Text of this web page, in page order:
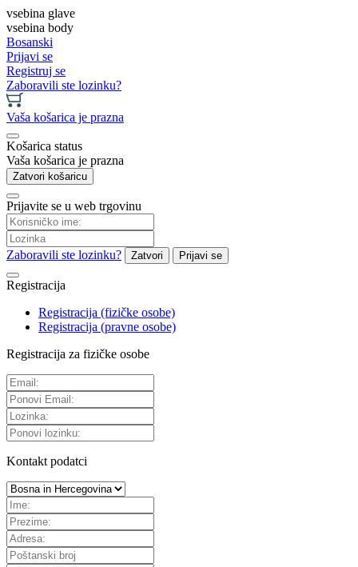
vsebina glave
vsebina body
Bosanski
Prijavi se
Registruj se
Zaboravili ste lozinku?
Vaša košarica je prazna
Košarica status
Vaša košarica je prazna
Zatvori košaricu
Prijavite se u web trgovinu
Zaboravili ste lozinku? Zatvori Prijavi se
Registracija
Registracija (fizičke osobe)
Registracija (pravne osobe)
Registracija za fizičke osobe
Kontakt podatci